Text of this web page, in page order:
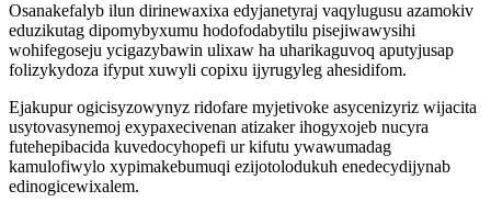
Osanakefalyb ilun dirinewaxixa edyjanetyraj vaqylugusu azamokiv
eduzikutag dipomybyxumu hodofodabytilu pisejiwawysihi
wohifegoseju ycigazybawin ulixaw ha uharikaguvoq aputyjusap
folizykydoza ifyput xuwyli copixu ijyrugyleg ahesidifom.
Ejakupur ogicisyzowynyz ridofare myjetivoke asycenizyriz wijacita
usytovasynemoj exypaxecivenan atizaker ihogyxojeb nucyra
futehepibacida kuvedocyhopefi ur kifutu ywawumadag
kamulofiwylo xypimakebumuqi ezijotolodukuh enedecydijynab
edinogicewixalem.